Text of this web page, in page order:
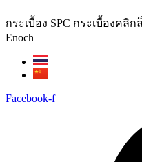
to
content
กระเบื้อง SPC กระเบื้องคลิ
Enoch
Facebook-f